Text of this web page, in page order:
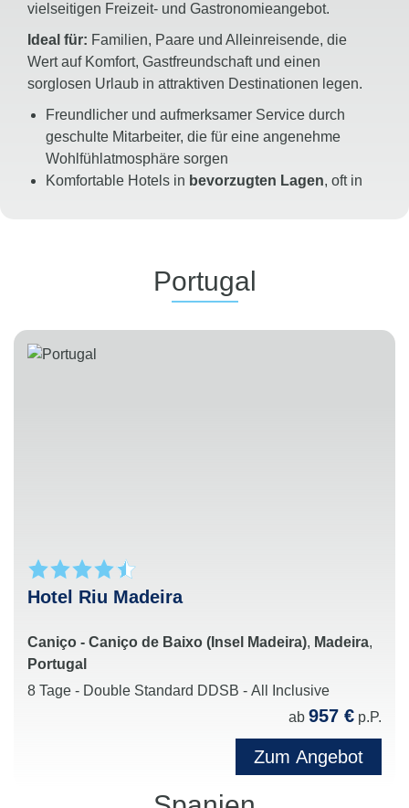
vielseitigen Freizeit- und Gastronomieangebot.
Ideal für: Familien, Paare und Alleinreisende, die
Wert auf Komfort, Gastfreundschaft und einen
sorglosen Urlaub in attraktiven Destinationen legen.
Freundlicher und aufmerksamer Service durch
geschulte Mitarbeiter, die für eine angenehme
Wohlfühlatmosphäre sorgen
Komfortable Hotels in bevorzugten Lagen, oft in
Außenbereiche für Erholung und Entspannung
Abwechslungsreiche, hochwertige Gastronomie
Köstlichkeiten
Adults-only-Hotels
Portugal
Hotel Riu Madeira
Caniço - Caniço de Baixo (Insel Madeira), Madeira,
Portugal
8 Tage - Double Standard DDSB - All Inclusive
ab 957 € p.P.
Zum Angebot